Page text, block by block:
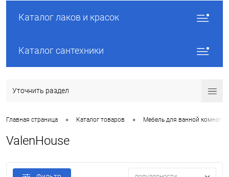
Каталог лаков и красок
Каталог сантехники
Уточнить раздел
Главная страница • Каталог товаров • Мебель для ванной комнаты
ValenHouse